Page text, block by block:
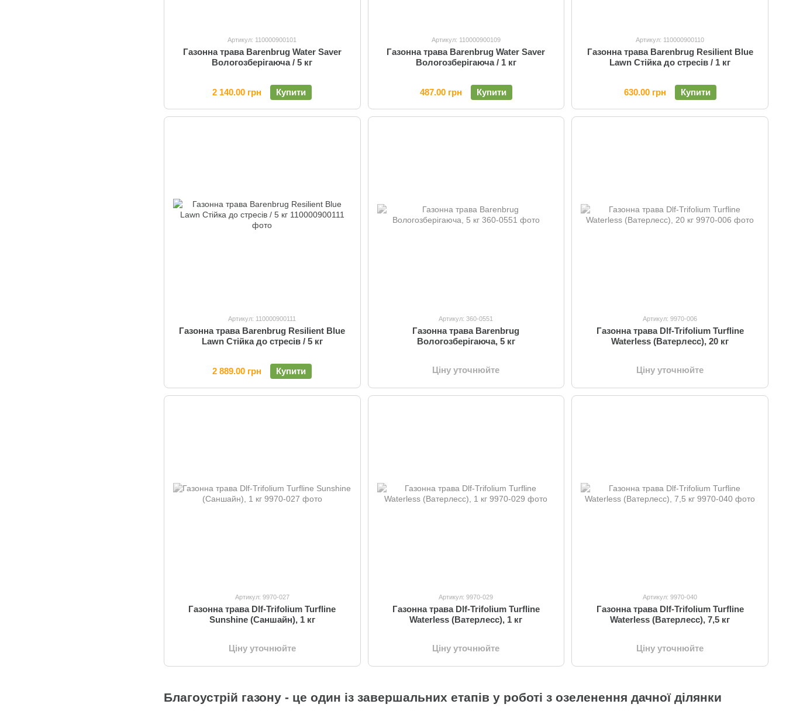
Благоустрій газону - це один із завершальних етапів у роботі з озеленення дачної ділянки
Артикул: 110000900101
Газонна трава Barenbrug Water Saver
Вологозберігаюча / 5 кг
2 140.00 грн Купити
Артикул: 110000900109
Газонна трава Barenbrug Water Saver
Вологозберігаюча / 1 кг
487.00 грн Купити
Артикул: 110000900110
Газонна трава Barenbrug Resilient Blue
Lawn Стійка до стресів / 1 кг
630.00 грн Купити
Артикул: 110000900111
Газонна трава Barenbrug Resilient Blue
Lawn Стійка до стресів / 5 кг
2 889.00 грн Купити
Артикул: 360-0551
Газонна трава Barenbrug
Вологозберігаюча, 5 кг
Ціну уточнюйте
Артикул: 9970-006
Газонна трава Dlf-Trifolium Turfline
Waterless (Ватерлесс), 20 кг
Ціну уточнюйте
Артикул: 9970-027
Газонна трава Dlf-Trifolium Turfline
Sunshine (Саншайн), 1 кг
Ціну уточнюйте
Артикул: 9970-029
Газонна трава Dlf-Trifolium Turfline
Waterless (Ватерлесс), 1 кг
Ціну уточнюйте
Артикул: 9970-040
Газонна трава Dlf-Trifolium Turfline
Waterless (Ватерлесс), 7,5 кг
Ціну уточнюйте